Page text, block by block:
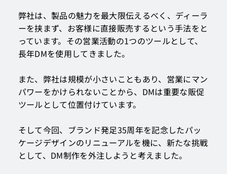
弊社は、製品の魅力を最大限伝えるべく、ディーラ
ーを挟まず、お客様に直接販売するという手法をと
っています。その営業活動の1つのツールとして、
長年DMを使用してきました。
また、弊社は規模が小さいこともあり、営業にマン
パワーをかけられないことから、DMは重要な販促
ツールとして位置付けています。
そして今回、ブランド発足35周年を記念したパッ
ケージデザインのリニューアルを機に、新たな挑戦
として、DM制作を外注しようと考えました。